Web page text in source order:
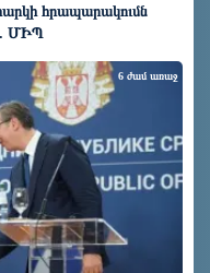
հրապարակումն
ՄԻՊ
6 ժամ առաջ